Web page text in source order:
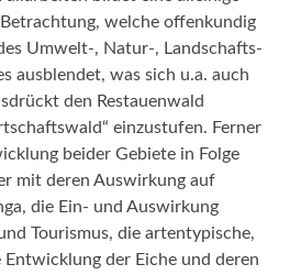
welche offenkundig
Umwelt-, Natur-, Landschafts-
ausblendet, was sich u.a. auch
den Restauenwald
einzustufen. Ferner
beider Gebiete in Folge
mit deren Auswirkung auf
die Ein- und Auswirkung
Tourismus, die artentypische,
der Eiche und deren